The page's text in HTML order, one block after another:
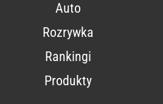
Auto
Rozrywka
Rankingi
Produkty